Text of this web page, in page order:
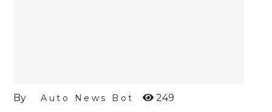
By Auto News Bot 249